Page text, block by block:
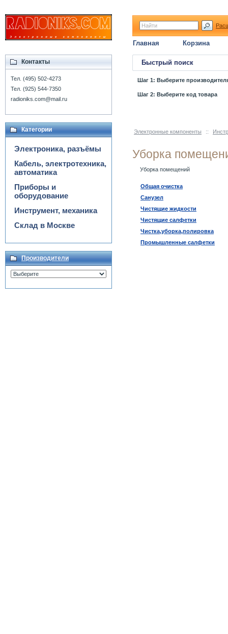
Быстрый поиск
Шаг 1: Выберите
Шаг 2: Выберите код товара
Электронные компоненты ::
Уборка
Уборка помещений
Общая очистка
Санузел
Чистящие жидкости
Чистящие салфетки
Чистка,уборка,полировка
Промышленные салфетки
Контакты
Тел. (495) 502-4273
Тел. (925) 544-7350
radioniks.com@mail.ru
Категории
Электроника, разъёмы
Кабель, электротехника,
автоматика
Приборы и
оборудование
Инструмент, механика
Склад в Москве
Производители
Главная Корзина